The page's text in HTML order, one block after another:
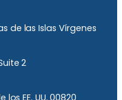
de las Islas Vírgenes
2